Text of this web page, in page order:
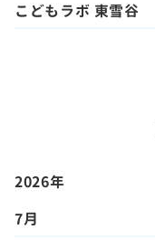
こどもラボ 東雪谷
2026年
7月